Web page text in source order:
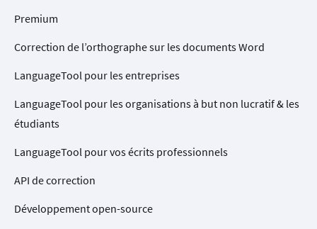
Premium
Correction de l’orthographe sur les documents Word
LanguageTool pour les entreprises
LanguageTool pour les organisations à but non lucratif & les
étudiants
LanguageTool pour vos écrits professionnels
API de correction
Développement open-source